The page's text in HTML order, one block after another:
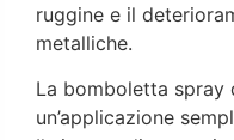
ruggine e il
metalliche.
La bomboletta spray
un’applicazione